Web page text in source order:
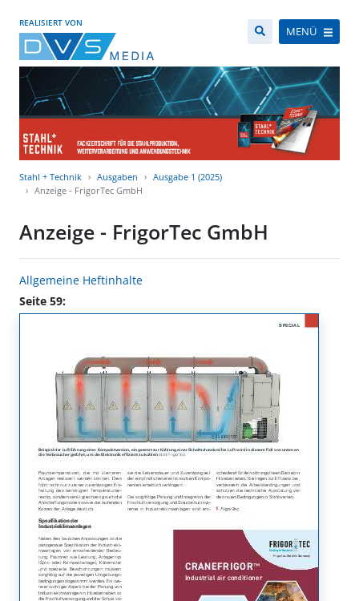
REALISIERT VON
MENÜ
Stahl + Technik Ausgaben
Ausgabe 1 (2025)
Anzeige - FrigorTec GmbH
Anzeige - FrigorTec GmbH
Allgemeine Heftinhalte
Seite 59: